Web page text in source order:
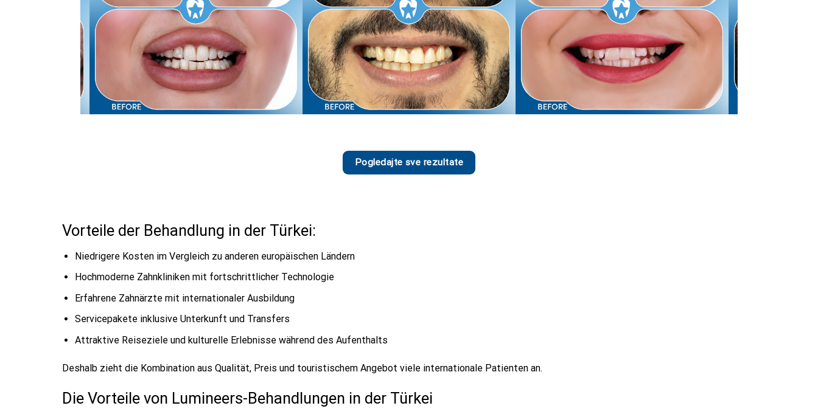
Pogledajte sve rezultate
Vorteile der Behandlung in der Türkei:
Niedrigere Kosten im Vergleich zu anderen europäischen Ländern
Hochmoderne Zahnkliniken mit fortschrittlicher Technologie
Erfahrene Zahnärzte mit internationaler Ausbildung
Servicepakete inklusive Unterkunft und Transfers
Attraktive Reiseziele und kulturelle Erlebnisse während des Aufenthalts
Deshalb zieht die Kombination aus Qualität, Preis und touristischem Angebot viele internationale Patienten an.
Die Vorteile von Lumineers-Behandlungen in der Türkei